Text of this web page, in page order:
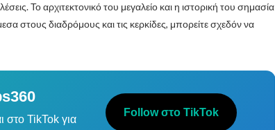
Το αρχιτεκτονικό του μεγαλείο και η ιστορική του σημασία
στους διαδρόμους και τις κερκίδες, μπορείτε σχεδόν να
στο TikTok για
Follow στο TikTok